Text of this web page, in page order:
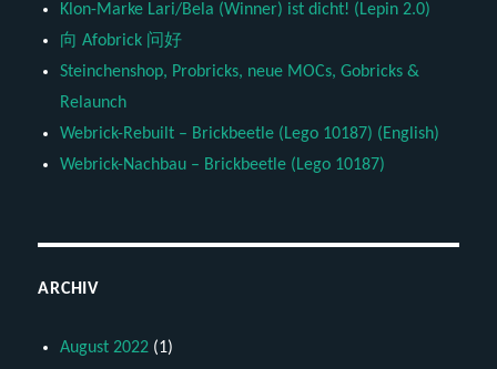
Klon-Marke Lari/Bela (Winner) ist dicht! (Lepin 2.0)
向 Afobrick 问好
Steinchenshop, Probricks, neue MOCs, Gobricks &
Relaunch
Webrick-Rebuilt – Brickbeetle (Lego 10187) (English)
Webrick-Nachbau – Brickbeetle (Lego 10187)
ARCHIV
August 2022 (1)